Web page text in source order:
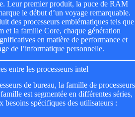
Leur premier produit, la puce de RAM
le début d’un voyage remarquable.
des processeurs emblématiques tels que
et la famille Core, chaque génération
en matière de performance et
de l’informatique personnelle.
entre les processeurs intel
de bureau, la famille de processeurs
est segmentée en différentes séries,
besoins spécifiques des utilisateurs :